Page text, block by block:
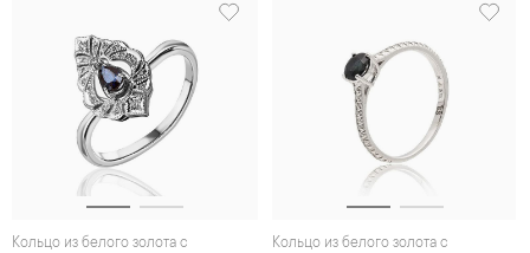
Кольцо из белого золота с
Кольцо из белого золота с